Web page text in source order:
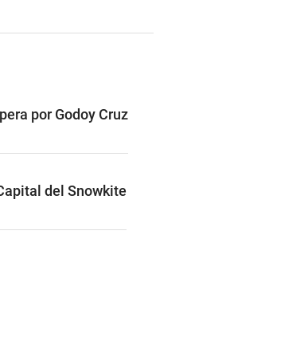
por Godoy Cruz
del Snowkite